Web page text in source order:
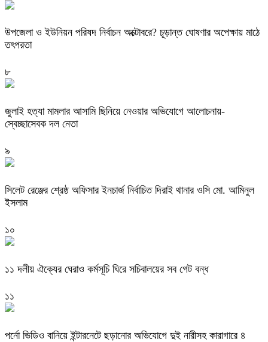
উপজেলা ও ইউনিয়ন পরিষদ নির্বাচন অক্টোবরে? চূড়ান্ত ঘোষণার অপেক্ষায় মাঠে
তৎপরতা
৮
জুলাই হত্যা মামলার আসামি ছিনিয়ে নেওয়ার অভিযোগে আলোচনায়-
স্বেচ্ছাসেবক দল নেতা
৯
‎সিলেট রেঞ্জের শ্রেষ্ঠ অফিসার ইনচার্জ নির্বাচিত দিরাই থানার ওসি মো. আমিনুল
ইসলাম
১০
‎১১ দলীয় ঐক্যের ঘেরাও কর্মসূচি ঘিরে সচিবালয়ের সব গেট বন্ধ
১১
পর্নো ভিডিও বানিয়ে ইন্টারনেটে ছড়ানোর অভিযোগে দুই নারীসহ কারাগারে ৪